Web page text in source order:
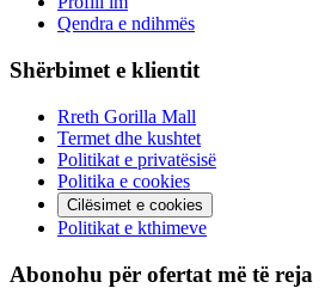
Qendra e ndihmës
Shërbimet e klientit
Rreth Gorilla Mall
Termet dhe kushtet
Politikat e privatësisë
Politika e cookies
Cilësimet e cookies
Politikat e kthimeve
Abonohu për ofertat më të reja